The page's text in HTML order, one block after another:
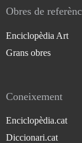
Obres de
Enciclopèdia Art
Grans obres
Coneixement
Enciclopèdia.cat
Diccionari.cat